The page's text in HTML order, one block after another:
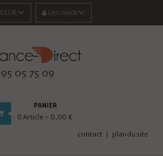
€EUR Lien rapide
PANIER
0 Article - 0,00 €
contact plan du site